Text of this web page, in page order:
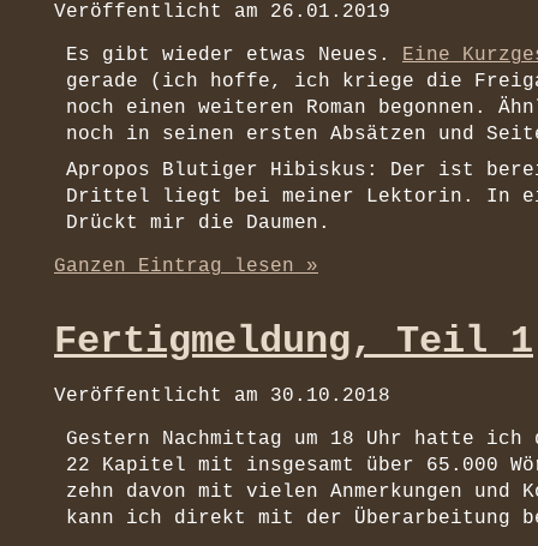
Veröffentlicht am 26.01.2019
Es gibt wieder etwas Neues. Eine
gerade (ich hoffe, ich kriege die
noch einen weiteren Roman begonnen.
noch in seinen ersten Absätzen und
Apropos Blutiger Hibiskus: Der ist
Drittel liegt bei meiner Lektorin. In
Drückt mir die Daumen.
Ganzen Eintrag lesen »
Fertigmeldung, Teil 1
Veröffentlicht am 30.10.2018
Gestern Nachmittag um 18 Uhr hatte ich
22 Kapitel mit insgesamt über 65.000
zehn davon mit vielen Anmerkungen und
kann ich direkt mit der Überarbeitung